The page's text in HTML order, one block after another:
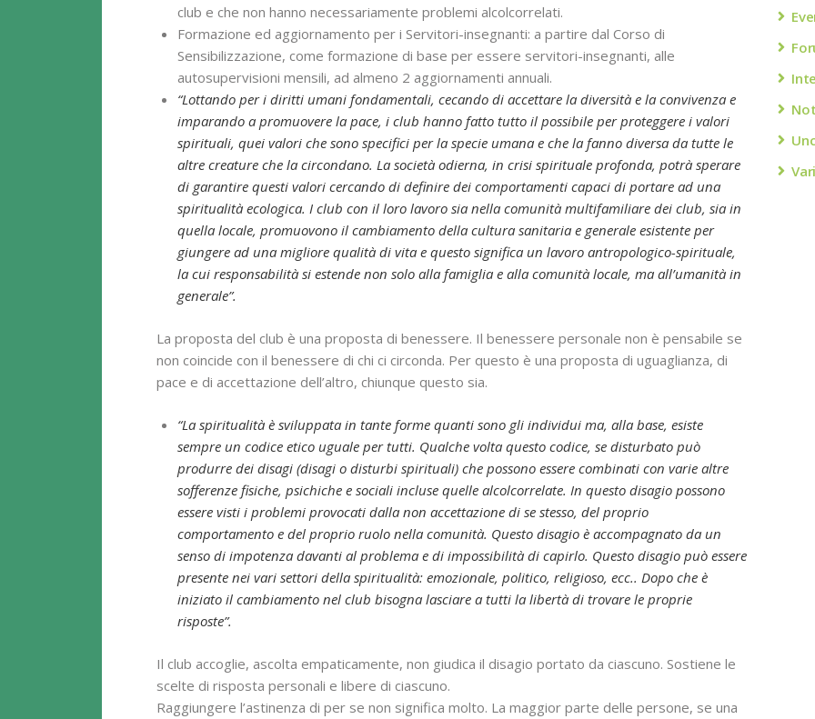
club e che non hanno necessariamente problemi alcolcorrelati.
Formazione ed aggiornamento per i Servitori-insegnanti: a partire dal Corso di
Sensibilizzazione, come formazione di base per essere servitori-insegnanti, alle
autosupervisioni mensili, ad almeno 2 aggiornamenti annuali.
“Lottando per i diritti umani fondamentali, cecando di accettare la diversità e la convivenza e
imparando a promuovere la pace, i club hanno fatto tutto il possibile per proteggere i valori
spirituali, quei valori che sono specifici per la specie umana e che la fanno diversa da tutte le
altre creature che la circondano. La società odierna, in crisi spirituale profonda, potrà sperare
di garantire questi valori cercando di definire dei comportamenti capaci di portare ad una
spiritualità ecologica. I club con il loro lavoro sia nella comunità multifamiliare dei club, sia in
quella locale, promuovono il cambiamento della cultura sanitaria e generale esistente per
giungere ad una migliore qualità di vita e questo significa un lavoro antropologico-spirituale,
la cui responsabilità si estende non solo alla famiglia e alla comunità locale, ma all’umanità in
generale”.
La proposta del club è una proposta di benessere. Il benessere personale non è pensabile se
non coincide con il benessere di chi ci circonda. Per questo è una proposta di uguaglianza, di
pace e di accettazione dell’altro, chiunque questo sia.
“La spiritualità è sviluppata in tante forme quanti sono gli individui ma, alla base, esiste
sempre un codice etico uguale per tutti. Qualche volta questo codice, se disturbato può
produrre dei disagi (disagi o disturbi spirituali) che possono essere combinati con varie altre
sofferenze fisiche, psichiche e sociali incluse quelle alcolcorrelate. In questo disagio possono
essere visti i problemi provocati dalla non accettazione di se stesso, del proprio
comportamento e del proprio ruolo nella comunità. Questo disagio è accompagnato da un
senso di impotenza davanti al problema e di impossibilità di capirlo. Questo disagio può essere
presente nei vari settori della spiritualità: emozionale, politico, religioso, ecc.. Dopo che è
iniziato il cambiamento nel club bisogna lasciare a tutti la libertà di trovare le proprie
risposte”.
Il club accoglie, ascolta empaticamente, non giudica il disagio portato da ciascuno. Sostiene le
scelte di risposta personali e libere di ciascuno.
Raggiungere l’astinenza di per se non significa molto. La maggior parte delle persone, se una